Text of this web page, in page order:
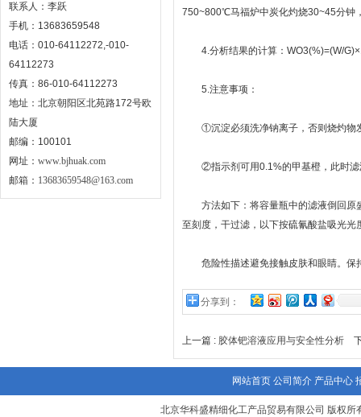
联系人：李跃
手机：13683659548
电话：010-64112272,-010-
64112273
传真：86-010-64112273
地址：北京朝阳区北苑路172号欧
陆大厦
邮编：100101
网址： www.bjhuak.com
邮箱： 13683659548@163.com
750~800℃马福炉中炭化灼烧30~45分钟
4.分析结果的计算：WO3(%)=(W/
5.注意事项：
①沉淀必须洗净钠离子，否则烧灼物
②指示剂可用0.1%的甲基橙，此时滤
方法如下：将容量瓶中的滤液倒回原
至刻度，干过滤，以下按硫氰酸盐吸光光
危险性描述避免接触皮肤和眼睛。保
分享到：
上一篇 : 胶体钯溶液应用与安全性分析
网站首页 公司简介 产品中心
北京华科盛精细化工产品贸易有限公司 版权所